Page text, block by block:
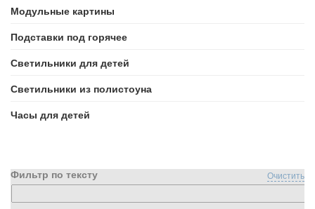
Модульные картины
Подставки под горячее
Светильники для детей
Светильники из полистоуна
Часы для детей
Очистить
Фильтр по тексту